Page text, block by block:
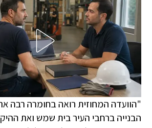
"הוועדה המחוזית רואה בחומרה רבה
הבנייה ברחבי העיר בית שמש ואת